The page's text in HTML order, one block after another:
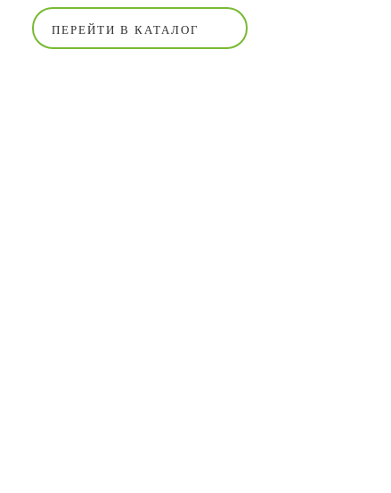
ПЕРЕЙТИ В КАТАЛОГ